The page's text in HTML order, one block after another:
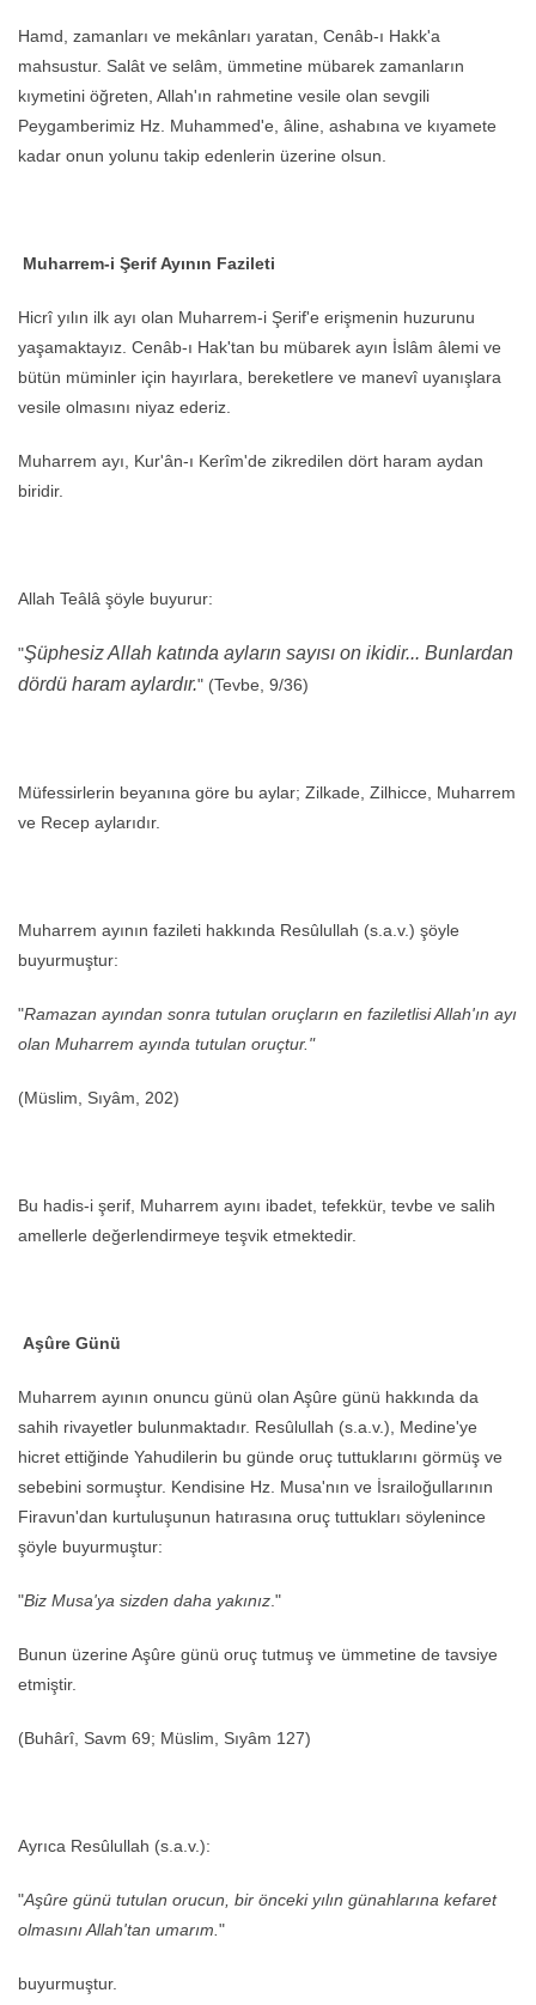
Hamd, zamanları ve mekânları yaratan, Cenâb-ı Hakk'a
mahsustur. Salât ve selâm, ümmetine mübarek zamanların
kıymetini öğreten, Allah'ın rahmetine vesile olan sevgili
Peygamberimiz Hz. Muhammed'e, âline, ashabına ve kıyamete
kadar onun yolunu takip edenlerin üzerine olsun.
Muharrem-i Şerif Ayının Fazileti
Hicrî yılın ilk ayı olan Muharrem-i Şerif'e erişmenin huzurunu
yaşamaktayız. Cenâb-ı Hak'tan bu mübarek ayın İslâm âlemi ve
bütün müminler için hayırlara, bereketlere ve manevî uyanışlara
vesile olmasını niyaz ederiz.
Muharrem ayı, Kur'ân-ı Kerîm'de zikredilen dört haram aydan
biridir.
Allah Teâlâ şöyle buyurur:
"Şüphesiz Allah katında ayların sayısı on ikidir... Bunlardan
dördü haram aylardır." (Tevbe, 9/36)
Müfessirlerin beyanına göre bu aylar; Zilkade, Zilhicce, Muharrem
ve Recep aylarıdır.
Muharrem ayının fazileti hakkında Resûlullah (s.a.v.) şöyle
buyurmuştur:
"Ramazan ayından sonra tutulan oruçların en faziletlisi Allah'ın ayı
olan Muharrem ayında tutulan oruçtur."
(Müslim, Sıyâm, 202)
Bu hadis-i şerif, Muharrem ayını ibadet, tefekkür, tevbe ve salih
amellerle değerlendirmeye teşvik etmektedir.
Aşûre Günü
Muharrem ayının onuncu günü olan Aşûre günü hakkında da
sahih rivayetler bulunmaktadır. Resûlullah (s.a.v.), Medine'ye
hicret ettiğinde Yahudilerin bu günde oruç tuttuklarını görmüş ve
sebebini sormuştur. Kendisine Hz. Musa'nın ve İsrailoğullarının
Firavun'dan kurtuluşunun hatırasına oruç tuttukları söylenince
şöyle buyurmuştur:
"Biz Musa'ya sizden daha yakınız."
Bunun üzerine Aşûre günü oruç tutmuş ve ümmetine de tavsiye
etmiştir.
(Buhârî, Savm 69; Müslim, Sıyâm 127)
Ayrıca Resûlullah (s.a.v.):
"Aşûre günü tutulan orucun, bir önceki yılın günahlarına kefaret
olmasını Allah'tan umarım."
buyurmuştur.